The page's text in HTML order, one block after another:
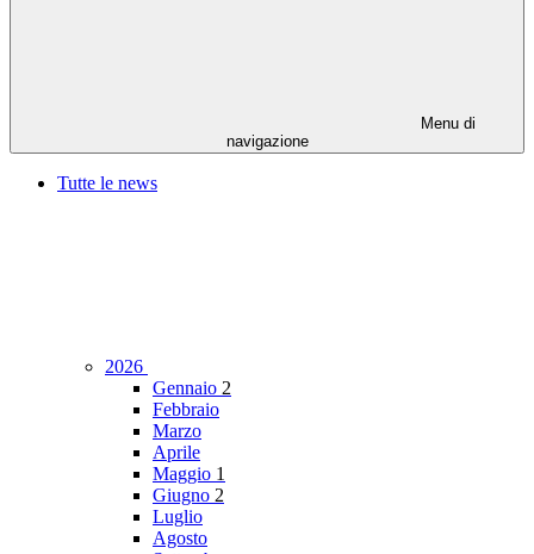
Menu di
navigazione
Tutte le news
2026
Gennaio 2
Febbraio
Marzo
Aprile
Maggio 1
Giugno 2
Luglio
Agosto